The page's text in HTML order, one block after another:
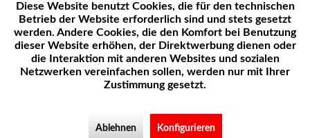
Diese Website benutzt Cookies, die für den technischen
Betrieb der Website erforderlich sind und stets gesetzt
werden. Andere Cookies, die den Komfort bei Benutzung
dieser Website erhöhen, der Direktwerbung dienen oder
die Interaktion mit anderen Websites und sozialen
Netzwerken vereinfachen sollen, werden nur mit Ihrer
Zustimmung gesetzt.
Ablehnen Konfigurieren